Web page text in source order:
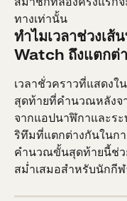
ทางเท่านั้น
ทำไมเวลาช่วงเ
Watch ถึงแตกต่
เวลาชั่วคราวที่แสดงใ
สุดท้ายที่คำนวณหลังจ
จากแอปนาฬิกาและร
ริทึมที่แตกต่างกันในก
คำนวณขั้นสุดท้ายนี้ช่ว
สม่ำเสมอสำหรับนักกี